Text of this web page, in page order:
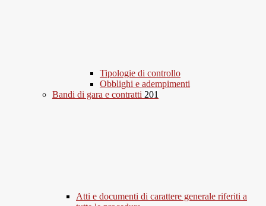
Tipologie di controllo
Obblighi e adempimenti
Bandi di gara e contratti 201
Atti e documenti di carattere generale riferiti a